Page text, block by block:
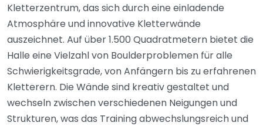
Kletterzentrum, das sich durch eine einladende
Atmosphäre und innovative Kletterwände
auszeichnet. Auf über 1.500 Quadratmetern bietet die
Halle eine Vielzahl von Boulderproblemen für alle
Schwierigkeitsgrade, von Anfängern bis zu erfahrenen
Kletterern. Die Wände sind kreativ gestaltet und
wechseln zwischen verschiedenen Neigungen und
Strukturen, was das Training abwechslungsreich und